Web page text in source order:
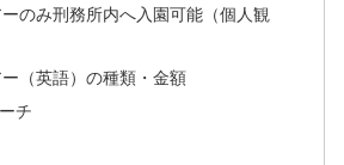
のみ刑務所内へ入園可能（個人観
（英語）の種類・金額
チ